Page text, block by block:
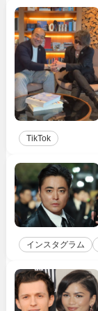
TikTok
インスタグラム